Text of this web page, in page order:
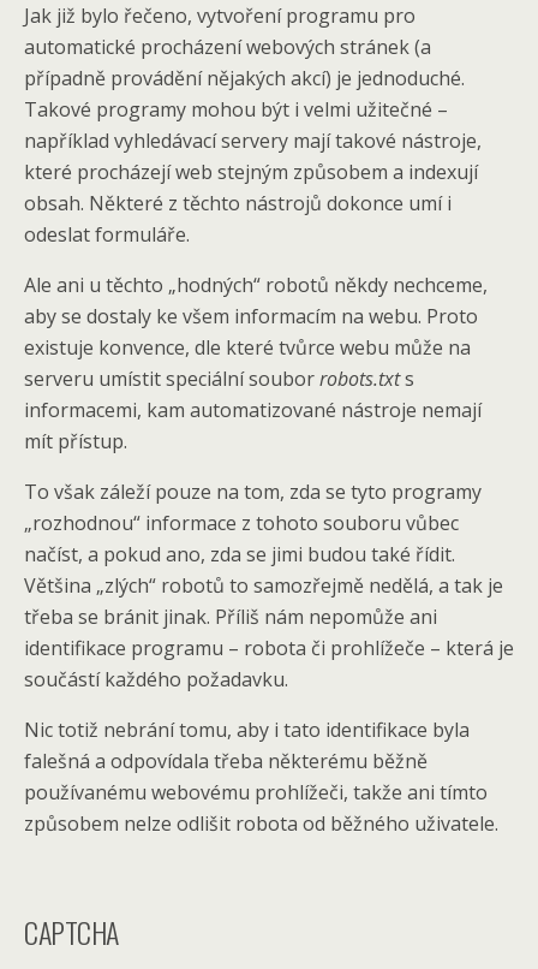
Jak již bylo řečeno, vytvoření programu pro
automatické procházení webových stránek (a
případně provádění nějakých akcí) je jednoduché.
Takové programy mohou být i velmi užitečné –
například vyhledávací servery mají takové nástroje,
které procházejí web stejným způsobem a indexují
obsah. Některé z těchto nástrojů dokonce umí i
odeslat formuláře.
Ale ani u těchto „hodných“ robotů někdy nechceme,
aby se dostaly ke všem informacím na webu. Proto
existuje konvence, dle které tvůrce webu může na
serveru umístit speciální souborrobots.txts
informacemi, kam automatizované nástroje nemají
mít přístup.
To však záleží pouze na tom, zda se tyto programy
„rozhodnou“ informace z tohoto souboru vůbec
načíst, a pokud ano, zda se jimi budou také řídit.
Většina „zlých“ robotů to samozřejmě nedělá, a tak je
třeba se bránit jinak. Příliš nám nepomůže ani
identifikace programu – robota či prohlížeče – která je
součástí každého požadavku.
Nic totiž nebrání tomu, aby i tato identifikace byla
falešná a odpovídala třeba některému běžně
používanému webovému prohlížeči, takže ani tímto
způsobem nelze odlišit robota od běžného uživatele.
CAPTCHA